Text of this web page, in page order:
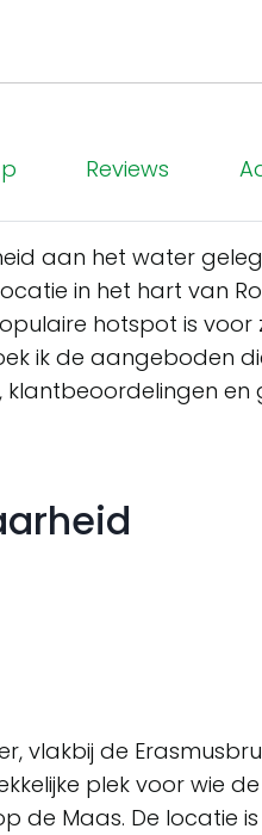
Reviews
aan het water
locatie in het hart van
hotspot is voor
ik de aangeboden
en
vlakbij de
plek voor wie
de Maas. De locatie